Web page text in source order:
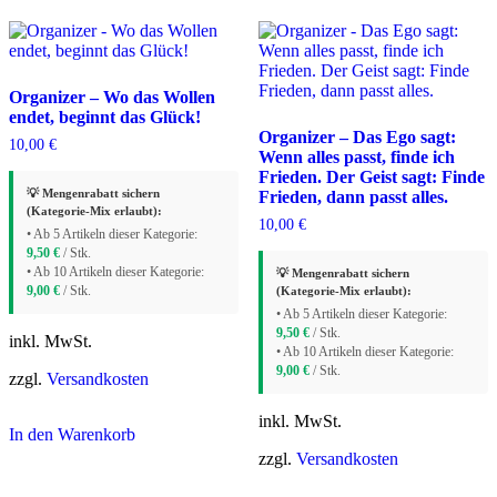
Organizer – Wo das Wollen
endet, beginnt das Glück!
10,00 €
💡 Mengenrabatt sichern
(Kategorie-Mix erlaubt):
• Ab 5 Artikeln dieser Kategorie:
9,50 € / Stk.
• Ab 10 Artikeln dieser Kategorie:
9,00 € / Stk.
inkl. MwSt.
zzgl. Versandkosten
In den Warenkorb
Organizer – Das Ego sagt:
Wenn alles passt, finde ich
Frieden. Der Geist sagt: Finde
Frieden, dann passt alles.
10,00 €
💡 Mengenrabatt sichern
(Kategorie-Mix erlaubt):
• Ab 5 Artikeln dieser Kategorie:
9,50 €/ Stk.
• Ab 10 Artikeln dieser Kategorie:
9,00 €/ Stk.
inkl. MwSt.
zzgl. Versandkosten